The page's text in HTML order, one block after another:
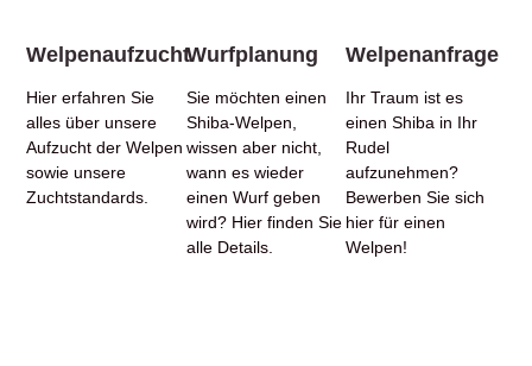
Welpenaufzucht
Hier erfahren Sie
alles über unsere
Aufzucht der Welpen
sowie unsere
Zuchtstandards.
Wurfplanung
Sie möchten einen
Shiba-Welpen,
wissen aber nicht,
wann es wieder
einen Wurf geben
wird? Hier finden Sie
alle Details.
Welpenanfrage
Ihr Traum ist es
einen Shiba in Ihr
Rudel
aufzunehmen?
Bewerben Sie sich
hier für einen
Welpen!